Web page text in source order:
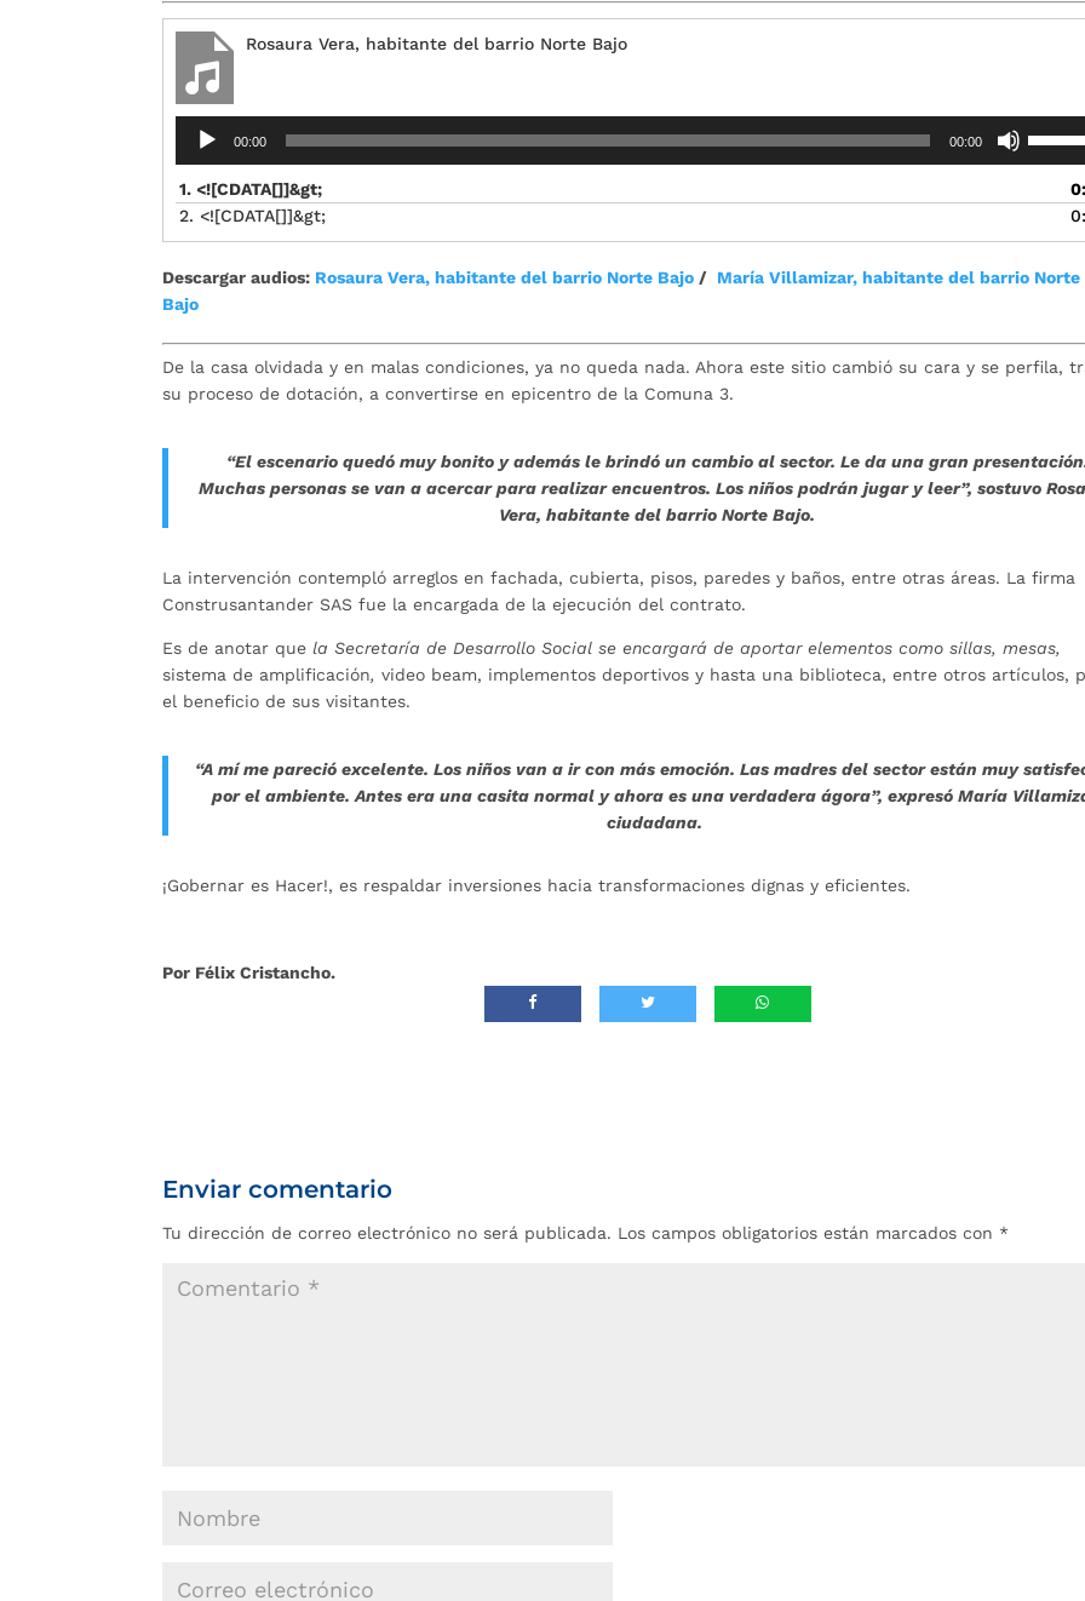
Rosaura Vera, habitante del barrio Norte Bajo
Reproductor
00:00 00:00
de
para
1. <![CDATA[]]&gt;
2. <![CDATA[]]&gt;
Descargar audios: Rosaura Vera, habitante del barrio Norte Bajo / María Villamizar, habitante del barrio Norte
Bajo
De la casa olvidada y en malas condiciones, ya no queda nada. Ahora este sitio cambió su cara y se perfila,
su proceso de dotación, a convertirse en epicentro de la Comuna 3.
“El escenario quedó muy bonito y además le brindó un cambio al sector. Le da una gran
Muchas personas se van a acercar para realizar encuentros. Los niños podrán jugar y leer”, sostuvo
Vera, habitante del barrio Norte Bajo.
La intervención contempló arreglos en fachada, cubierta, pisos, paredes y baños, entre otras áreas. La firma
Construsantander SAS fue la encargada de la ejecución del contrato.
Es de anotar quela Secretaría de Desarrollo Social se encargará de aportar elementos como sillas, mesas,
sistema de amplificación,video beam, implementos deportivos y hasta una biblioteca, entre otros artículos,
el beneficio de sus visitantes.
“A mí me pareció excelente. Los niños van a ir con más emoción. Las madres del sector están muy
por el ambiente. Antes era una casita normal y ahora es una verdadera ágora”, expresó María
ciudadana.
¡Gobernar es Hacer!, es respaldar inversiones hacia transformaciones dignas y eficientes.
Por Félix Cristancho.
Enviar comentario
Tu dirección de correo electrónico no será publicada. Los campos obligatorios están marcados con *